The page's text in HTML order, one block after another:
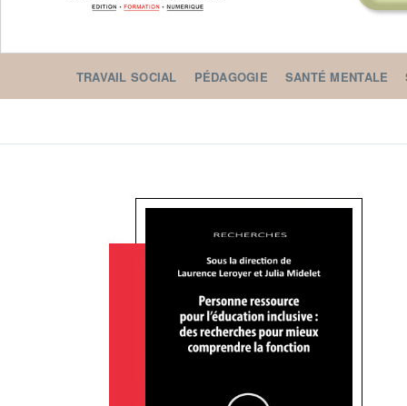
TRAVAIL SOCIAL PÉDAGOGIE SANTÉ MENTALE